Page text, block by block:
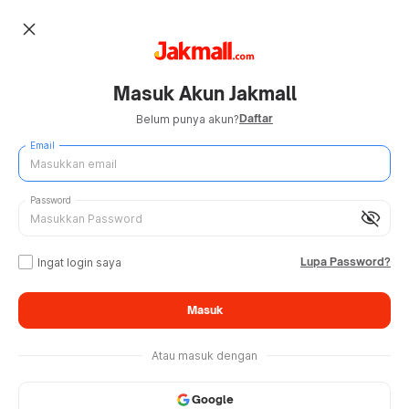
close
Masuk Akun Jakmall
Belum punya akun?Daftar
Email
visibility_off
Password
Ingat login saya Lupa Password?
Masuk
Atau masuk dengan
Google